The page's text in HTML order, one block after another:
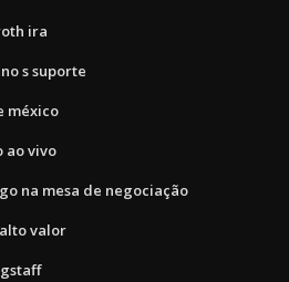
ira
s suporte
méxico
ao vivo
na mesa de negociação
valor